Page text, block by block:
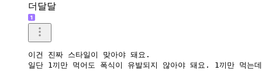
더달달
이건 진짜 스타일이 맞아야 돼요.
일단 1끼만 먹어도 폭식이 유발되지 않아야 돼요. 1끼만 먹는